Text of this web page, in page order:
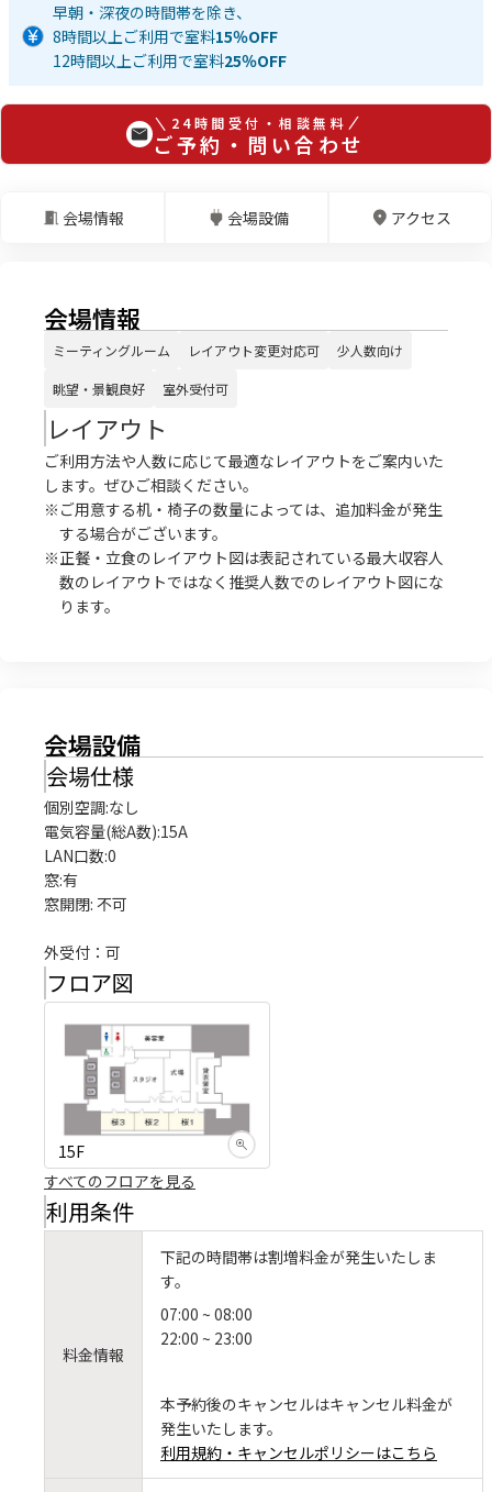
早朝・深夜の時間帯を除き、
8時間以上ご利用で室料15％OFF
12時間以上ご利用で室料25％OFF
24時間受付・相談無料
ご予約・問い合わせ
会場情報 会場設備 アクセス
会場情報
ミーティングルーム レイアウト変更対応可 少人数向け
眺望・景観良好 室外受付可
レイアウト
ご利用方法や人数に応じて最適なレイアウトをご案内いた
します。ぜひご相談ください。
※ご用意する机・椅子の数量によっては、追加料金が発生
する場合がございます。
※正餐・立食のレイアウト図は表記されている最大収容人
数のレイアウトではなく推奨人数でのレイアウト図にな
ります。
会場設備
会場仕様
個別空調:なし
電気容量(総A数):15A
LAN口数:0
窓:有
窓開閉: 不可
外受付：可
フロア図
15F
すべてのフロアを見る
利用条件
料金情報
下記の時間帯は割増料金が発生いたしま
す。
07:00 ~ 08:00
22:00 ~ 23:00
本予約後のキャンセルはキャンセル料金が
発生いたします。
利用規約・キャンセルポリシーはこちら